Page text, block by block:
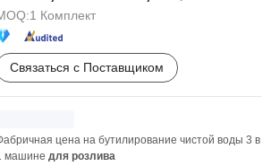
1 Комплект
Связаться с Поставщиком
цена на бутилирование чистой воды 3 в
машине для розлива